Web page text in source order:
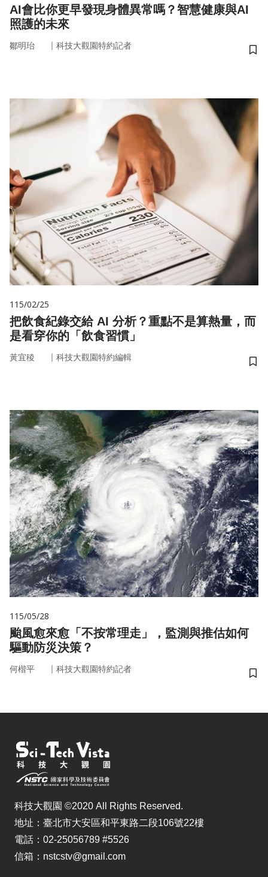
AI會比你更早發現身體異常嗎？智慧健康與AI
照護的未來
鄒明珆 ｜ 科技大觀園特約記者
儲
115/02/25
把飲食紀錄交給 AI 分析？重點不是算熱量，而
是看穿你的「飲食習慣」
黃宜稜 ｜ 科技大觀園特約編輯
儲
115/05/28
颱風愈來愈「不按常理走」，監測與推估如何
驅動防災決策？
何楷平 ｜ 科技大觀園特約記者
儲
科技大觀園 ©2020 All Rights Reserved.
地址：臺北市大安區和平東路二段106號22樓
電話：02-25056789 #5526
信箱：nstcstv@gmail.com